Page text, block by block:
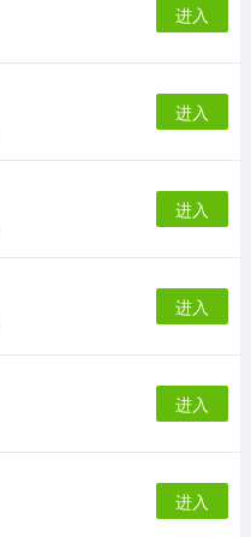
进入
进入
进入
进入
进入
进入